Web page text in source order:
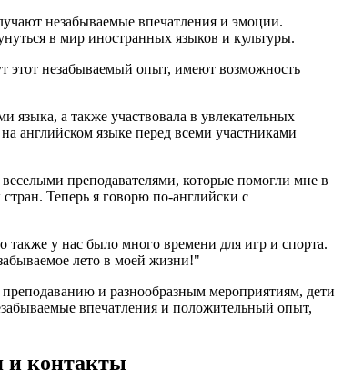
незабываемые впечатления и эмоции.
в мир иностранных языков и культуры.
этот незабываемый опыт, имеют возможность
а также участвовала в увлекательных
английском языке перед всеми участниками
преподавателями, которые помогли мне в
Теперь я говорю по-английски с
у нас было много времени для игр и спорта.
лето в моей жизни!"
и разнообразным мероприятиям, дети
впечатления и положительный опыт,
и контакты